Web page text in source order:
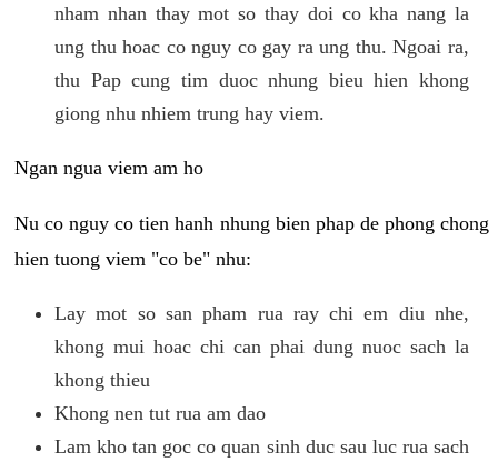
nham nhan thay mot so thay doi co kha nang la
ung thu hoac co nguy co gay ra ung thu. Ngoai ra,
thu Pap cung tim duoc nhung bieu hien khong
giong nhu nhiem trung hay viem.
Ngan ngua viem am ho
Nu co nguy co tien hanh nhung bien phap de phong chong
hien tuong viem "co be" nhu:
Lay mot so san pham rua ray chi em diu nhe,
khong mui hoac chi can phai dung nuoc sach la
khong thieu
Khong nen tut rua am dao
Lam kho tan goc co quan sinh duc sau luc rua sach